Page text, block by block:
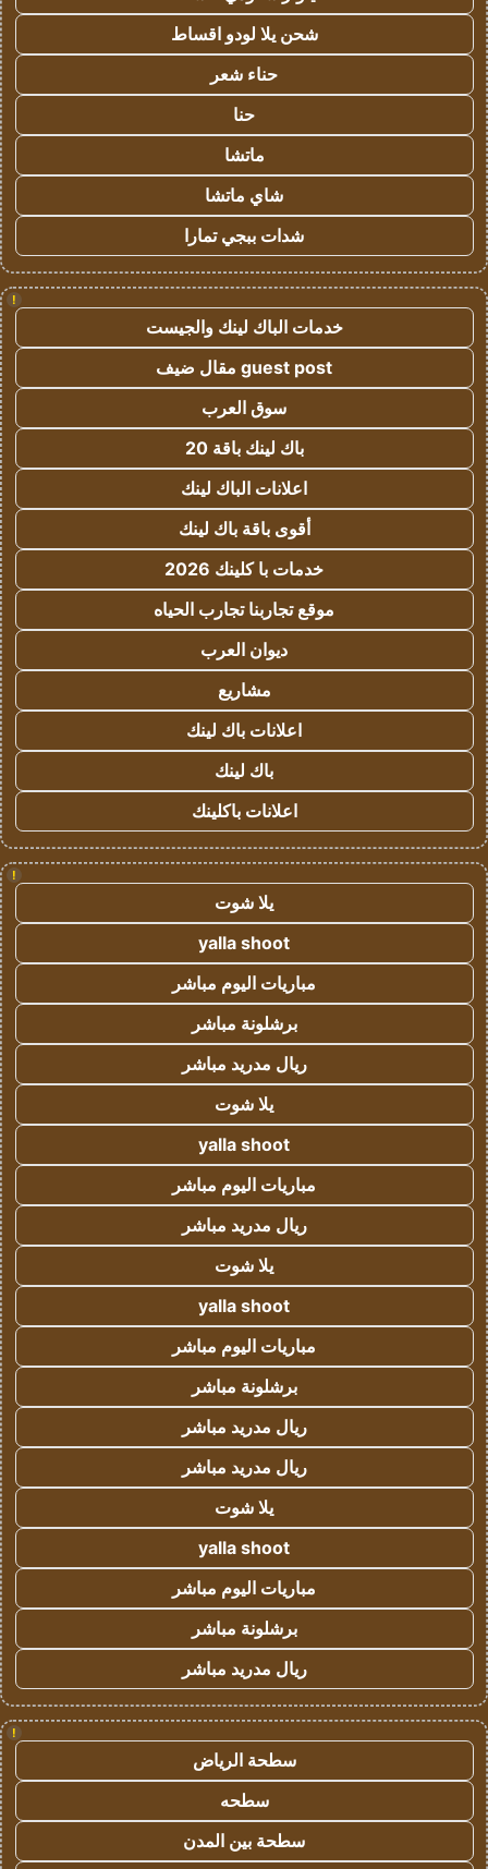
شحن يلا لودو اقساط
حناء شعر
حنا
ماتشا
شاي ماتشا
شدات ببجي تمارا
!
خدمات الباك لينك والجيست
guest post مقال ضيف
سوق العرب
باك لينك باقة 20
اعلانات الباك لينك
أقوى باقة باك لينك
خدمات با كلينك 2026
موقع تجاربنا تجارب الحياه
ديوان العرب
مشاريع
اعلانات باك لينك
باك لينك
اعلانات باكلينك
!
يلا شوت
yalla shoot
مباريات اليوم مباشر
برشلونة مباشر
ريال مدريد مباشر
يلا شوت
yalla shoot
مباريات اليوم مباشر
ريال مدريد مباشر
يلا شوت
yalla shoot
مباريات اليوم مباشر
برشلونة مباشر
ريال مدريد مباشر
ريال مدريد مباشر
يلا شوت
yalla shoot
مباريات اليوم مباشر
برشلونة مباشر
ريال مدريد مباشر
!
سطحة الرياض
سطحه
سطحة بين المدن